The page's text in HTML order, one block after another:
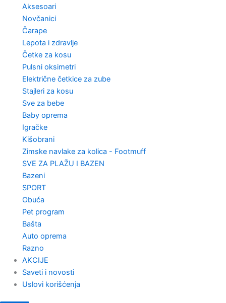
Aksesoari
Novčanici
Čarape
Lepota i zdravlje
Četke za kosu
Pulsni oksimetri
Električne četkice za zube
Stajleri za kosu
Sve za bebe
Baby oprema
Igračke
Kišobrani
Zimske navlake za kolica - Footmuff
SVE ZA PLAŽU I BAZEN
Bazeni
SPORT
Obuća
Pet program
Bašta
Auto oprema
Razno
AKCIJE
Saveti i novosti
Uslovi korišćenja